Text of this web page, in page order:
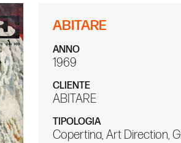
ABITARE
ANNO
1969
CLIENTE
ABITARE
TIPOLOGIA
Copertina, Art Direction,